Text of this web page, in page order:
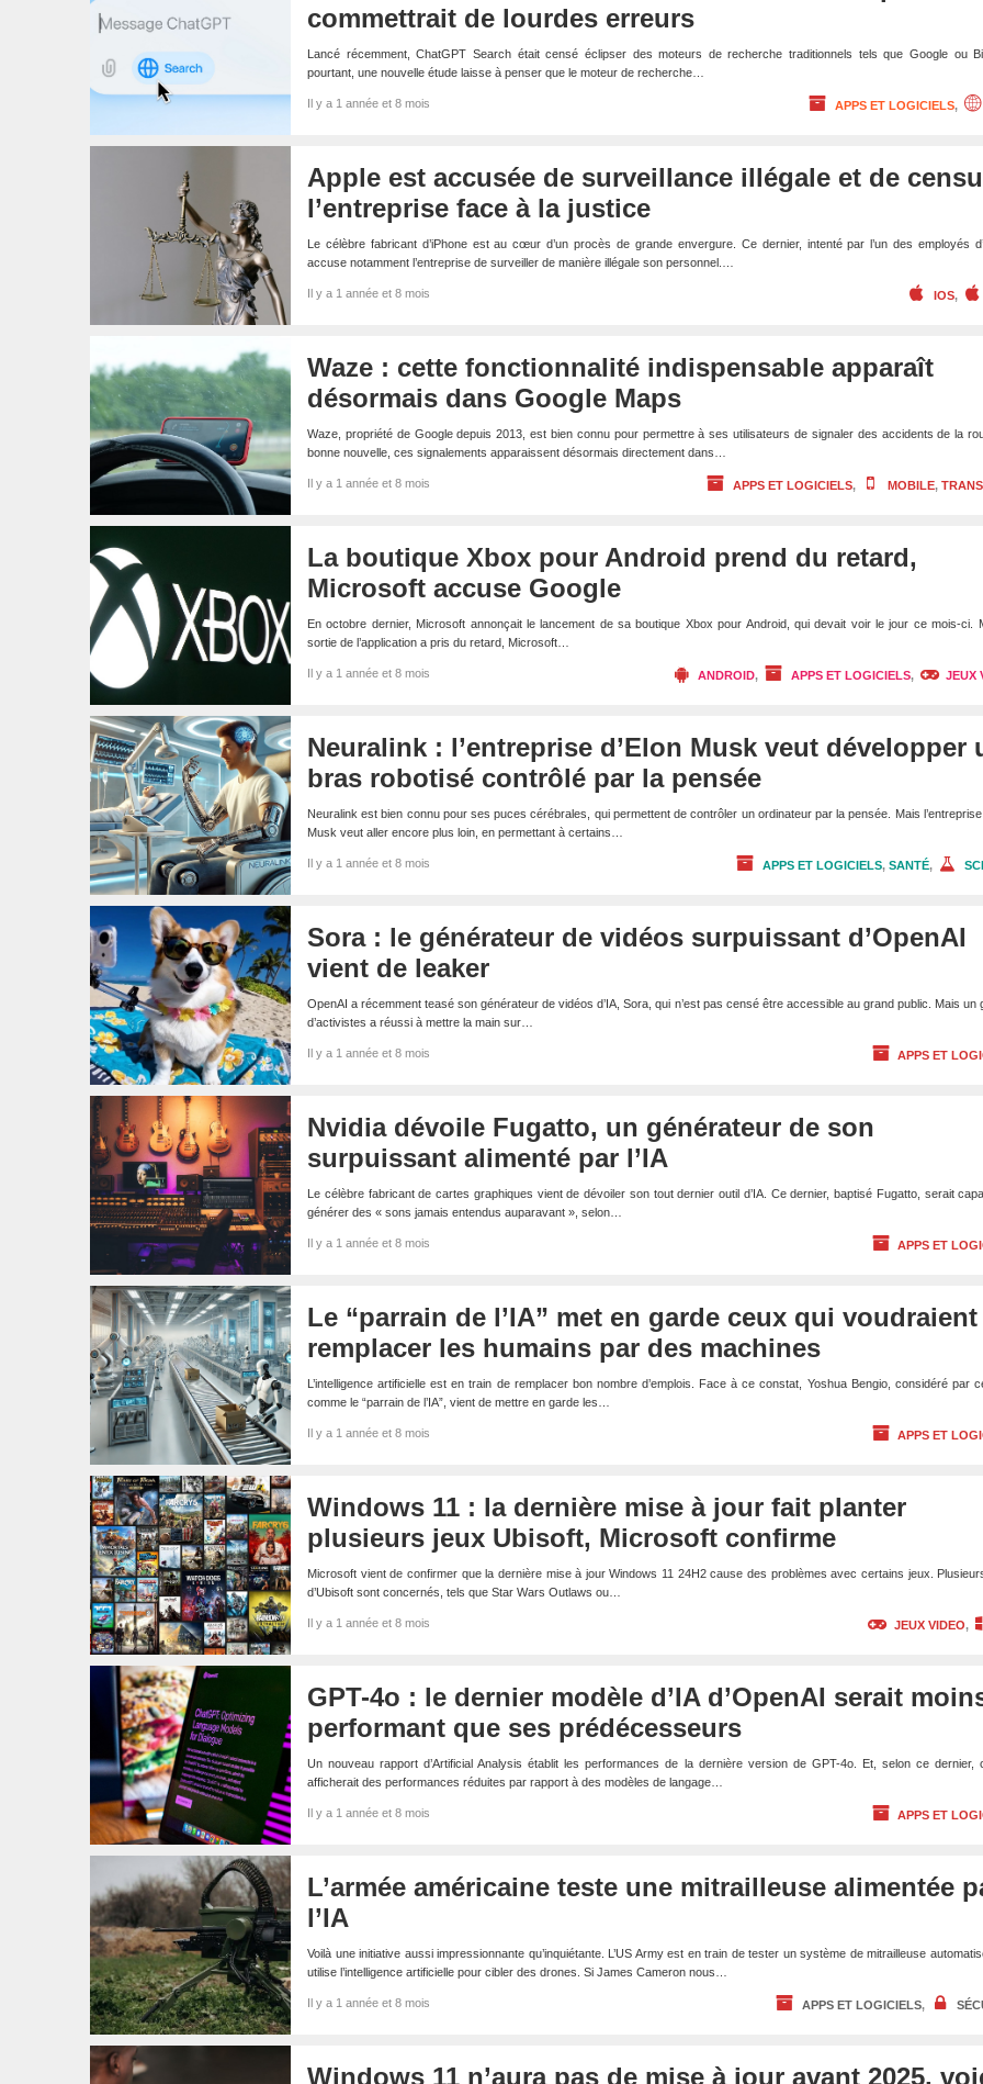
commettrait de lourdes erreurs
Lancé récemment, ChatGPT Search était censé éclipser des moteurs de recherche traditionnels tels que Google ou
pourtant, une nouvelle étude laisse à penser que le moteur de recherche…
Il y a 1 année et 8 mois APPS ET LOGICIELS,
Apple est accusée de surveillance illégale et de
l’entreprise face à la justice
Le célèbre fabricant d’iPhone est au cœur d’un procès de grande envergure. Ce dernier, intenté par l’un des employés
accuse notamment l’entreprise de surveiller de manière illégale son personnel.…
Il y a 1 année et 8 mois IOS,
Waze : cette fonctionnalité indispensable apparaît
désormais dans Google Maps
Waze, propriété de Google depuis 2013, est bien connu pour permettre à ses utilisateurs de signaler des accidents de la
bonne nouvelle, ces signalements apparaissent désormais directement dans…
Il y a 1 année et 8 mois APPS ET LOGICIELS, MOBILE,
La boutique Xbox pour Android prend du retard,
Microsoft accuse Google
En octobre dernier, Microsoft annonçait le lancement de sa boutique Xbox pour Android, qui devait voir le jour ce mois-ci.
sortie de l’application a pris du retard, Microsoft…
Il y a 1 année et 8 mois ANDROID, APPS ET LOGICIELS, JEUX
Neuralink : l’entreprise d’Elon Musk veut développer
bras robotisé contrôlé par la pensée
Neuralink est bien connu pour ses puces cérébrales, qui permettent de contrôler un ordinateur par la pensée. Mais l’entreprise
Musk veut aller encore plus loin, en permettant à certains…
Il y a 1 année et 8 mois APPS ET LOGICIELS, SANTÉ,
Sora : le générateur de vidéos surpuissant d’OpenAI
vient de leaker
OpenAI a récemment teasé son générateur de vidéos d’IA, Sora, qui n’est pas censé être accessible au grand public. Mais un
d’activistes a réussi à mettre la main sur…
Il y a 1 année et 8 mois APPS ET
Nvidia dévoile Fugatto, un générateur de son
surpuissant alimenté par l’IA
Le célèbre fabricant de cartes graphiques vient de dévoiler son tout dernier outil d’IA. Ce dernier, baptisé Fugatto, serait
générer des « sons jamais entendus auparavant », selon…
Il y a 1 année et 8 mois APPS ET
Le “parrain de l’IA” met en garde ceux qui voudraient
remplacer les humains par des machines
L’intelligence artificielle est en train de remplacer bon nombre d’emplois. Face à ce constat, Yoshua Bengio, considéré par
comme le “parrain de l’IA”, vient de mettre en garde les…
Il y a 1 année et 8 mois APPS ET
Windows 11 : la dernière mise à jour fait planter
plusieurs jeux Ubisoft, Microsoft confirme
Microsoft vient de confirmer que la dernière mise à jour Windows 11 24H2 cause des problèmes avec certains jeux.
d’Ubisoft sont concernés, tels que Star Wars Outlaws ou…
Il y a 1 année et 8 mois JEUX VIDEO,
GPT-4o : le dernier modèle d’IA d’OpenAI serait
performant que ses prédécesseurs
Un nouveau rapport d’Artificial Analysis établit les performances de la dernière version de GPT-4o. Et, selon ce dernier,
afficherait des performances réduites par rapport à des modèles de langage…
Il y a 1 année et 8 mois APPS ET
L’armée américaine teste une mitrailleuse alimentée
l’IA
Voilà une initiative aussi impressionnante qu’inquiétante. L’US Army est en train de tester un système de mitrailleuse
utilise l’intelligence artificielle pour cibler des drones. Si James Cameron nous…
Il y a 1 année et 8 mois APPS ET LOGICIELS,
Windows 11 n’aura pas de mise à jour avant 2025,